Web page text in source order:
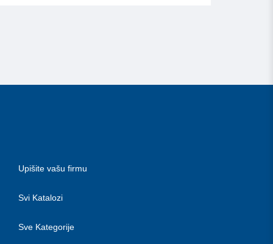
Upišite vašu firmu
Svi Katalozi
Sve Kategorije